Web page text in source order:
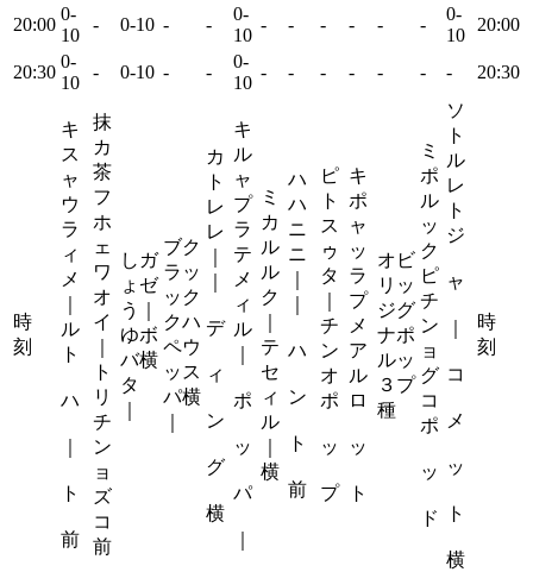
20:00
0-
10
- 0-10 - -
0-
10
- - - - - -
0-
10
20:00
20:30
0-
10
- 0-10 - -
0-
10
- - - - - - - 20:30
時
刻
キ
ス
ャ
ウ
ラ
ィ
メ
ル
ト
ハ
ト
前
抹
カ
茶
フ
ホ
ェ
ワ
オ
イ
ト
リ
チ
ン
ョ
ズ
コ
前
しガ
ょゼ
う｜
ゆボ
バ横
タ
ブク
ラッ
ック
クハ
ペウ
ッス
パ横
カ
ト
レ
レ
デ
ィ
ン
グ
横
キ
ル
ャ
プ
ラ
テ
メ
ィ
ル
ポ
ッ
パ
ミ
カ
ル
ル
ク
テ
セ
ィ
ル
横
ハ
ハ
ニ
ニ
ハ
ン
ト
前
ピ
ト
ス
ゥ
タ
チ
ン
オ
ポ
ッ
プ
キ
ポ
ャ
ッ
ラ
プ
メ
ア
ル
ロ
ッ
ト
オビ
リッ
ジグ
ナポ
ルッ
３プ
種
ミ
ポ
ル
ッ
ク
ピ
チ
ン
ョ
グ
コ
ポ
ッ
ド
ソ
ト
ル
レ
ト
ジ
ャ
コ
メ
ッ
ト
横
時
刻